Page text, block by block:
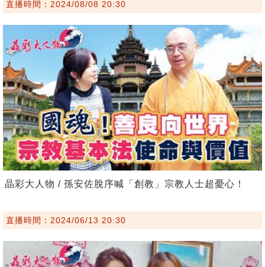
直播時間：2024/08/08 20:30
晶彩大人物 / 孫安佐脫序喊「創教」宗教人士超憂心！
直播時間：2024/06/13 20:30